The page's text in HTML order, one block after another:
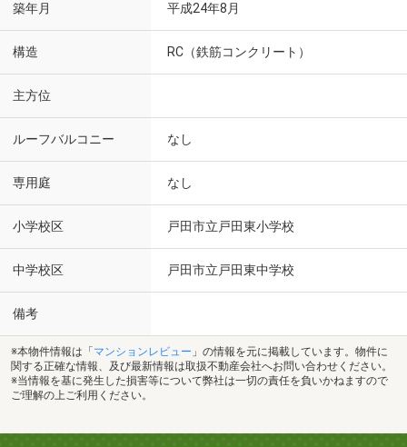
築年月 平成24年8月
構造 RC（鉄筋コンクリート）
主方位
ルーフバルコニー なし
専用庭 なし
小学校区 戸田市立戸田東小学校
中学校区 戸田市立戸田東中学校
備考
※本物件情報は「 マンションレビュー 」の情報を元に掲載しています。物件に
関する正確な情報、及び最新情報は取扱不動産会社へお問い合わせください。
※当情報を基に発生した損害等について弊社は一切の責任を負いかねますので
ご理解の上ご利用ください。